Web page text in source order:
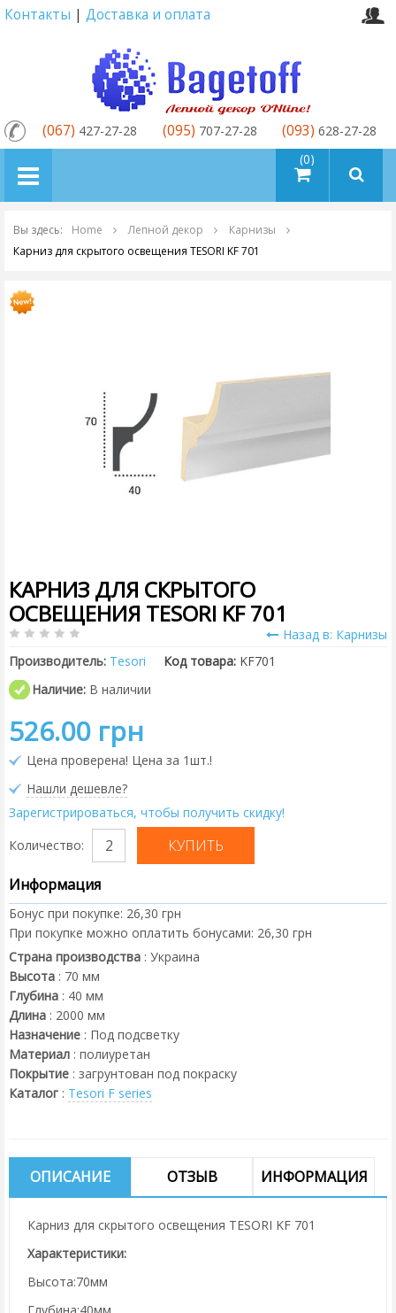
Контакты | Доставка и оплата
товаров (0)
(067) 427-27-28 (095) 707-27-28 (093) 628-27-28
Вы здесь: Home Лепной декор
Карнизы
Карниз для скрытого освещения TESORI KF 701
КАРНИЗ ДЛЯ СКРЫТОГО
ОСВЕЩЕНИЯ TESORI KF 701
Назад в: Карнизы
Производитель: Tesori Код товара: KF701
Наличие: В наличии
526.00 грн
Цена проверена! Цена за 1шт.!
Нашли дешевле?
Зарегистрироваться, чтобы получить скидку!
Количество:
Информация
Бонус при покупке: 26,30 грн
При покупке можно оплатить бонусами: 26,30 грн
Страна производства : Украина
Высота : 70 мм
Глубина : 40 мм
Длина : 2000 мм
Назначение : Под подсветку
Материал : полиуретан
Покрытие : загрунтован под покраску
Каталог : Tesori F series
ОПИСАНИЕ ОТЗЫВ ИНФОРМАЦИЯ
Карниз для скрытого освещения TESORI KF 701
Характеристики:
Высота:70мм
Глубина:40мм